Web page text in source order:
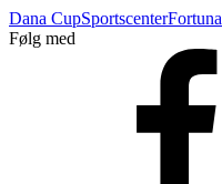
Dana CupSportscenterFortuna
Følg med